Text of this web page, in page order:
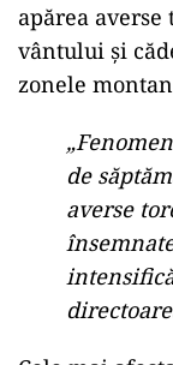
apărea
vântului și
zonele
de
averse